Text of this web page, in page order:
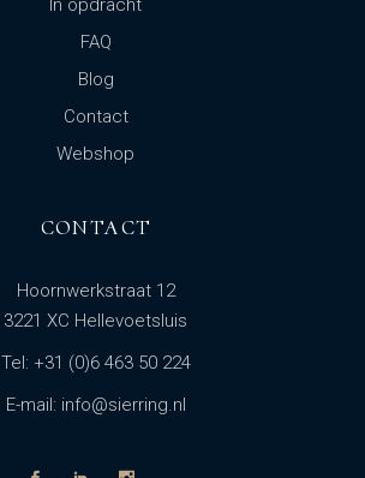
In opdracht
FAQ
Blog
Contact
Webshop
CONTACT
Hoornwerkstraat 12
3221 XC Hellevoetsluis
Tel: +31 (0)6 463 50 224
E-mail: info@sierring.nl